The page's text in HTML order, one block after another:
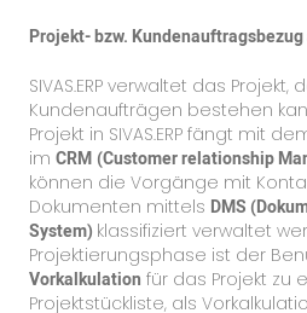
Projekt- bzw. Kundenauftragsbezug
SIVAS.ERP verwaltet das
Kundenaufträgen bestehen
Projekt in SIVAS.ERP fängt mit
imCRM (Customer relationship
können die Vorgänge mit
Dokumenten mittels DMS
System) klassifiziert verwaltet
Projektierungsphase ist der
Vorkalkulation für das Projekt zu
Projektstückliste, als